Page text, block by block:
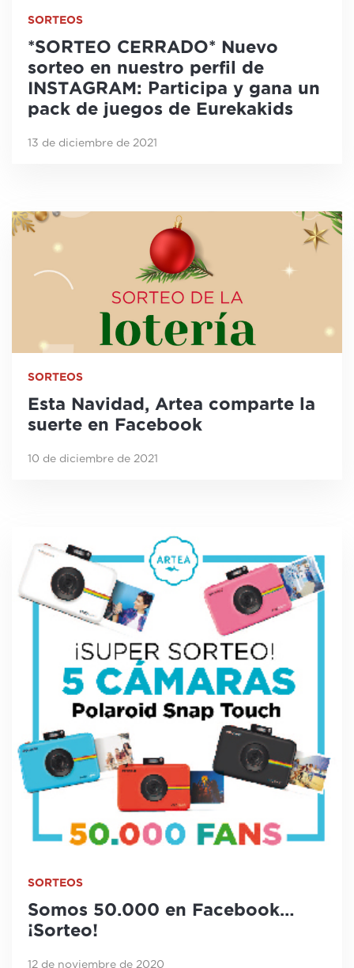
SORTEOS
*SORTEO CERRADO* Nuevo
sorteo en nuestro perfil de
INSTAGRAM: Participa y gana un
pack de juegos de Eurekakids
13 de diciembre de 2021
SORTEOS
Esta Navidad, Artea comparte la
suerte en Facebook
10 de diciembre de 2021
SORTEOS
Somos 50.000 en Facebook…
¡Sorteo!
12 de noviembre de 2020